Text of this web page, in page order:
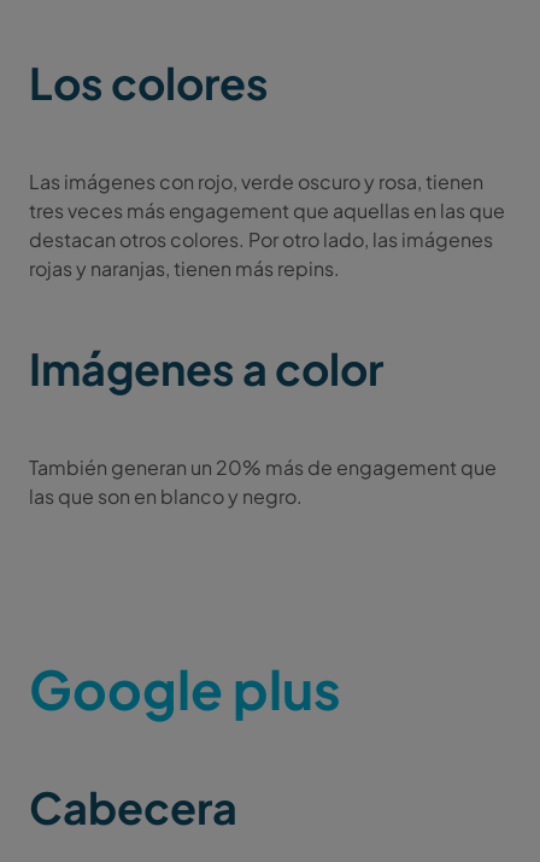
Los colores
Las imágenes con rojo, verde oscuro y rosa, tienen
tres veces más engagement que aquellas en las que
destacan otros colores. Por otro lado, las imágenes
rojas y naranjas, tienen más repins.
Imágenes a color
También generan un 20% más de engagement que
las que son en blanco y negro.
Google plus
Cabecera